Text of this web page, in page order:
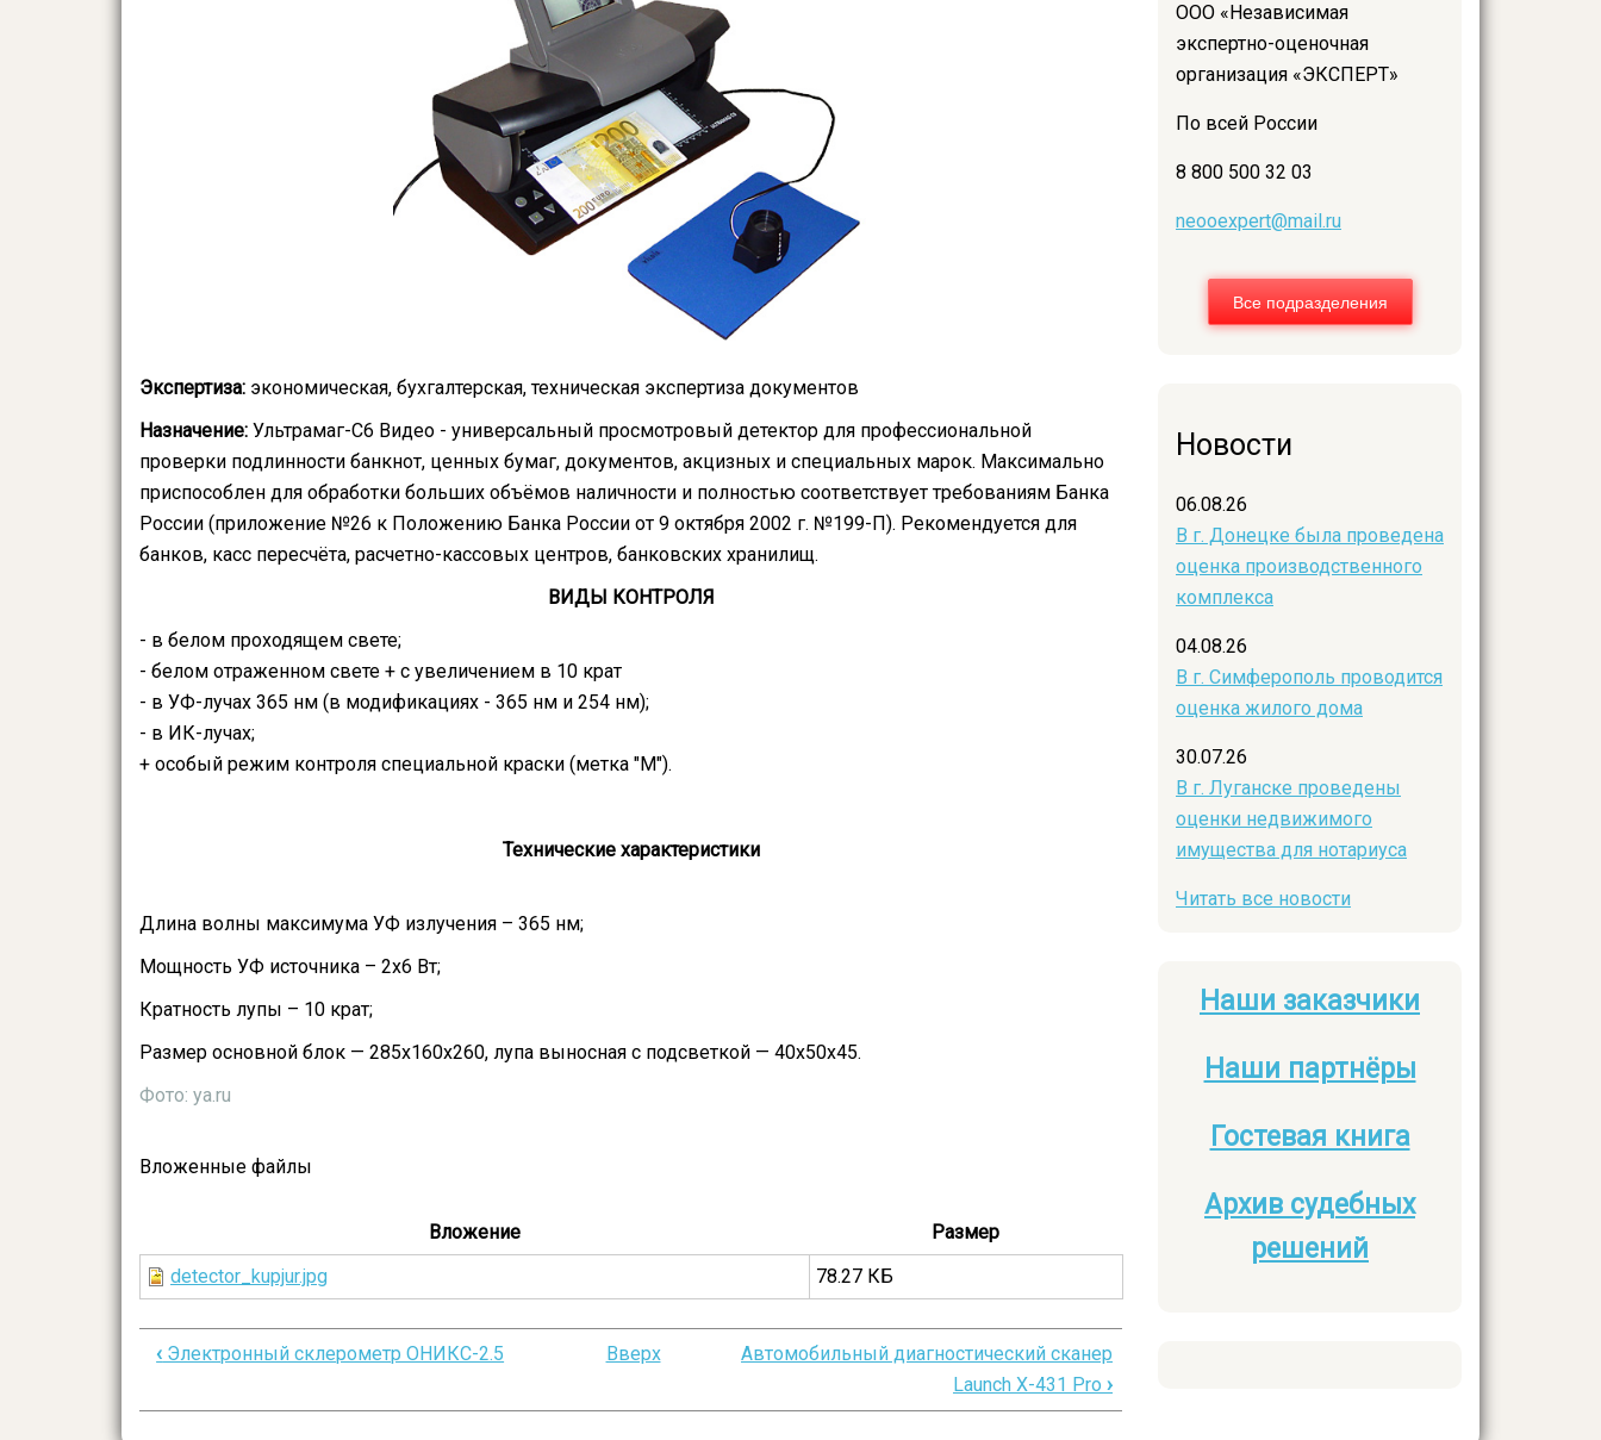
Экспертиза: экономическая, бухгалтерская, техническая экспертиза документов
Назначение: Ультрамаг-С6 Видео - универсальный просмотровый детектор для профессиональной
проверки подлинности банкнот, ценных бумаг, документов, акцизных и специальных марок. Максимально
приспособлен для обработки больших объёмов наличности и полностью соответствует требованиям Банка
России (приложение №26 к Положению Банка России от 9 октября 2002 г. №199-П). Рекомендуется для
банков, касс пересчёта, расчетно-кассовых центров, банковских хранилищ.
ВИДЫ КОНТРОЛЯ
- в белом проходящем свете;
- белом отраженном свете + с увеличением в 10 крат
- в УФ-лучах 365 нм (в модификациях - 365 нм и 254 нм);
- в ИК-лучах;
+ особый режим контроля специальной краски (метка "М").
Технические характеристики
Длина волны максимума УФ излучения – 365 нм;
Мощность УФ источника – 2х6 Вт;
Кратность лупы – 10 крат;
Размер основной блок — 285х160х260, лупа выносная с подсветкой — 40х50х45.
Фото: ya.ru
Вложенные файлы
Вложение
Размер
detector_kupjur.jpg
78.27 КБ
Перекрёстные
ссылки
‹ Электронный склерометр ОНИКС-2.5 Вверх
Автомобильный диагностический сканер
Launch X-431 Pro ›
ООО «Независимая
экспертно-оценочная
организация «ЭКСПЕРТ»
По всей России
8 800 500 32 03
neooexpert@mail.ru
Все подразделения
Новости
06.08.26
В г. Донецке была проведена
оценка производственного
комплекса
04.08.26
В г. Симферополь проводится
оценка жилого дома
30.07.26
В г. Луганске проведены
оценки недвижимого
имущества для нотариуса
Читать все новости
Боковое
меню
Наши заказчики
Наши партнёры
Гостевая книга
Архив судебных
решений